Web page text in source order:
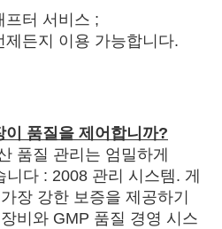
프터 서비스 ;
든지 이용 가능합니다.
품질을 제어합니까?
품질 관리는 엄밀하게
다 : 2008 관리 시스템. 게
장 강한 보증을 제공하기
비와 GMP 품질 경영 시스